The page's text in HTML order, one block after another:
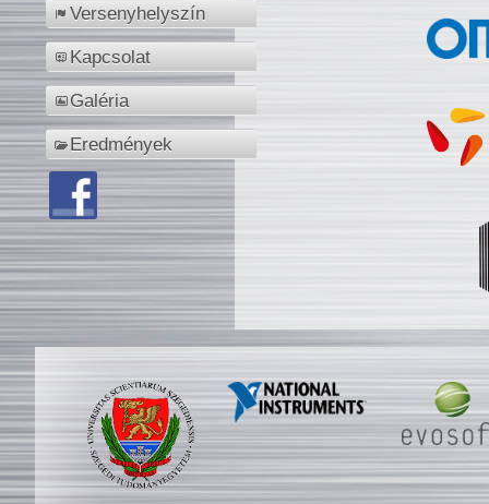
Versenyhelyszín
Kapcsolat
Galéria
Eredmények